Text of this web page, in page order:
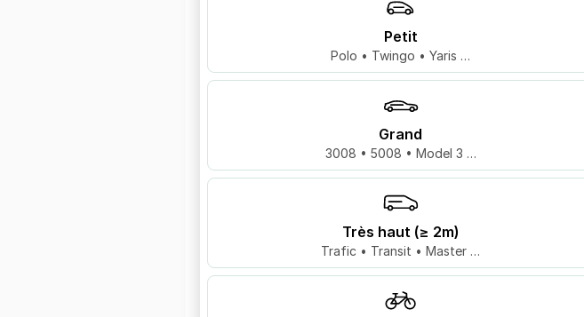
Petit
Polo • Twingo • Yaris …
Grand
3008 • 5008 • Model 3 …
Très haut (≥ 2m)
Trafic • Transit • Master …